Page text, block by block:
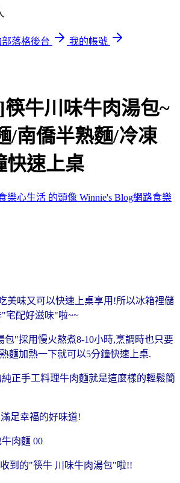
落格後台
我的帳號
牛川味牛肉湯包~
/南僑半熟麵/冷凍
快速上桌
Winnie's Blog網路食樂
美味又可以快速上桌享用!所以冰箱裡儲
宅配好滋味"啦~~
"採用慢火熬煮8-10小時,烹調時也只要
麵加熱一下就可以5分鐘快速上桌.
正手工料理牛肉麵就是這麼樣的輕鬆簡
足幸福的好味道!
到的"筷牛 川味牛肉湯包"啦!!